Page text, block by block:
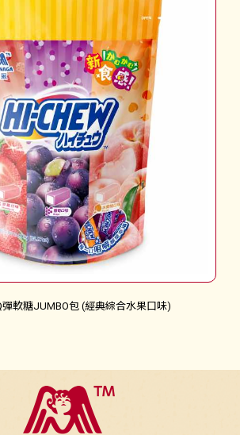
軟糖JUMBO包 (經典綜合水果口味)